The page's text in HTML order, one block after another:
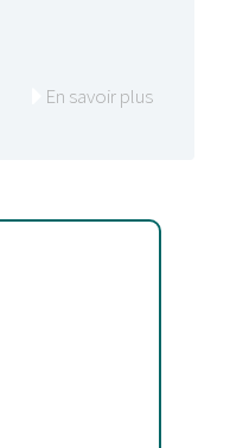
En savoir plus